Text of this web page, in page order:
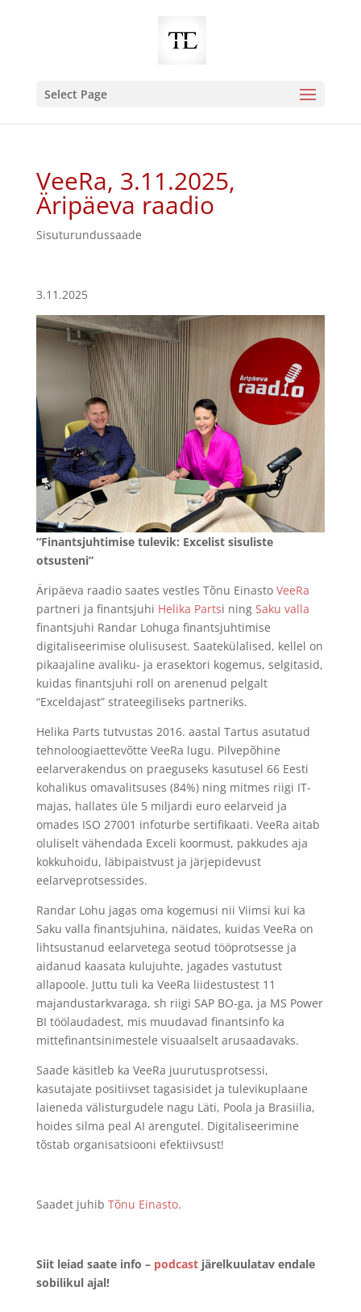
Select Page
VeeRa, 3.11.2025,
Äripäeva raadio
Sisuturundussaade
3.11.2025
“Finantsjuhtimise tulevik: Excelist sisuliste
otsusteni”
Äripäeva raadio saates vestles Tõnu Einasto VeeRa
partneri ja finantsjuhi Helika Partsi ning Saku valla
finantsjuhi Randar Lohuga finantsjuhtimise
digitaliseerimise olulisusest. Saatekülalised, kellel on
pikaajaline avaliku- ja erasektori kogemus, selgitasid,
kuidas finantsjuhi roll on arenenud pelgalt
“Exceldajast” strateegiliseks partneriks.
Helika Parts tutvustas 2016. aastal Tartus asutatud
tehnoloogiaettevõtte VeeRa lugu. Pilvepõhine
eelarverakendus on praeguseks kasutusel 66 Eesti
kohalikus omavalitsuses (84%) ning mitmes riigi IT-
majas, hallates üle 5 miljardi euro eelarveid ja
omades ISO 27001 infoturbe sertifikaati. VeeRa aitab
oluliselt vähendada Exceli koormust, pakkudes aja
kokkuhoidu, läbipaistvust ja järjepidevust
eelarveprotsessides.
Randar Lohu jagas oma kogemusi nii Viimsi kui ka
Saku valla finantsjuhina, näidates, kuidas VeeRa on
lihtsustanud eelarvetega seotud tööprotsesse ja
aidanud kaasata kulujuhte, jagades vastutust
allapoole. Juttu tuli ka VeeRa liidestustest 11
majandustarkvaraga, sh riigi SAP BO-ga, ja MS Power
BI töölaudadest, mis muudavad finantsinfo ka
mittefinantsinimestele visuaalselt arusaadavaks.
Saade käsitleb ka VeeRa juurutusprotsessi,
kasutajate positiivset tagasisidet ja tulevikuplaane
laieneda välisturgudele nagu Läti, Poola ja Brasiilia,
hoides silma peal AI arengutel. Digitaliseerimine
tõstab organisatsiooni efektiivsust!
Saadet juhib Tõnu Einasto.
Siit leiad saate info – podcastjärelkuulatav endale
sobilikul ajal!